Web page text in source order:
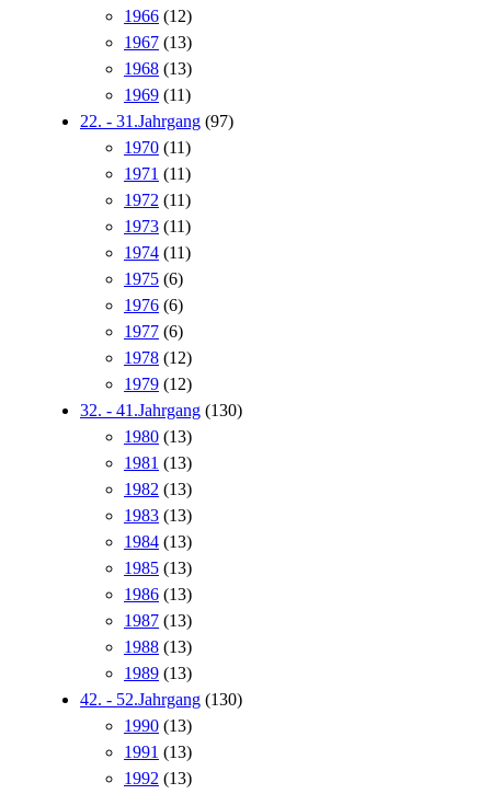
1966 (12)
1967 (13)
1968 (13)
1969 (11)
22. - 31.Jahrgang (97)
1970 (11)
1971 (11)
1972 (11)
1973 (11)
1974 (11)
1975 (6)
1976 (6)
1977 (6)
1978 (12)
1979 (12)
32. - 41.Jahrgang (130)
1980 (13)
1981 (13)
1982 (13)
1983 (13)
1984 (13)
1985 (13)
1986 (13)
1987 (13)
1988 (13)
1989 (13)
42. - 52.Jahrgang (130)
1990 (13)
1991 (13)
1992 (13)